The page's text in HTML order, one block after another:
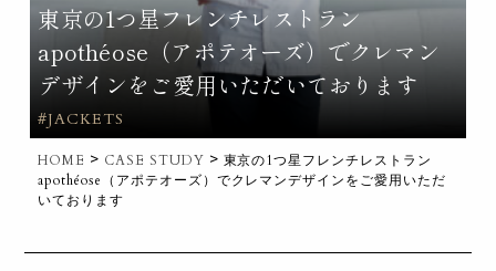
東京の1つ星フレンチレストラン
apothéose（アポテオーズ）でクレマン
デザインをご愛用いただいております
#JACKETS
HOME > CASE STUDY > 東京の1つ星フレンチレストラン
apothéose（アポテオーズ）でクレマンデザインをご愛用いただ
いております